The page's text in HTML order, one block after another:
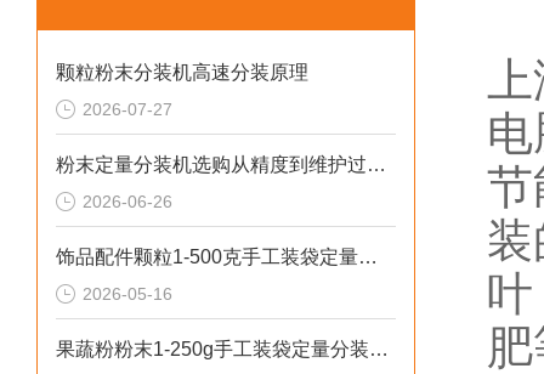
颗粒粉末分装机高速分装原理
2026-07-27
粉末定量分装机选购从精度到维护过程的步骤
2026-06-26
饰品配件颗粒1-500克手工装袋定量分装机推荐
2026-05-16
果蔬粉粉末1-250g手工装袋定量分装机（可瓶装）
节